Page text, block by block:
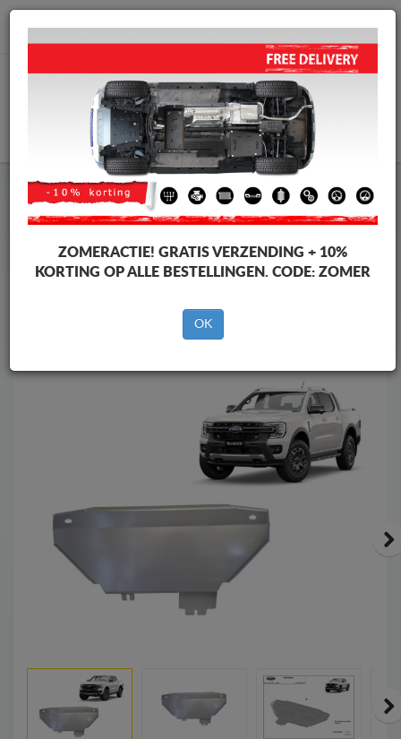
info@motorbeschermplaat.com
WINKELWAGEN
Motor Beschermplaat Motor Beschermplaat Ford
Motor Beschermplaat
Merken
Terug naar de catalogus
ZOMERACTIE! GRATIS VERZENDING + 10%
KORTING OP ALLE BESTELLINGEN. CODE: ZOMER
OK